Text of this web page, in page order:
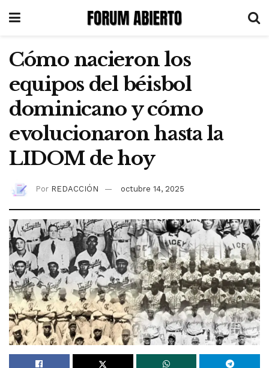
Cómo nacieron los
equipos del béisbol
dominicano y cómo
evolucionaron hasta la
LIDOM de hoy
Por REDACCIÓN octubre 14, 2025